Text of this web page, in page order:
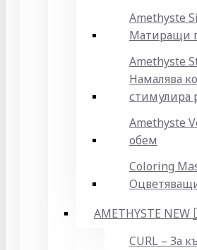
Amethyste
Матиращи
Amethyste
Намалява
стимулира
Amethyste
обем
Coloring
AMETHYSTE NEW
CURL – За